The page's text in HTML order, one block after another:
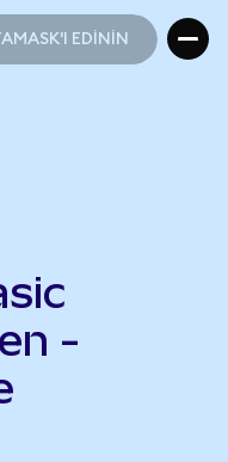
EDİNİN
-